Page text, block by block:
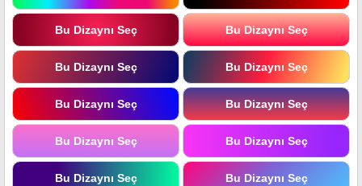
Bu Dizaynı Seç Bu Dizaynı Seç
Bu Dizaynı Seç Bu Dizaynı Seç
Bu Dizaynı Seç Bu Dizaynı Seç
Bu Dizaynı Seç Bu Dizaynı Seç
Bu Dizaynı Seç Bu Dizaynı Seç